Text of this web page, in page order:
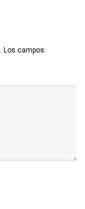
Los campos